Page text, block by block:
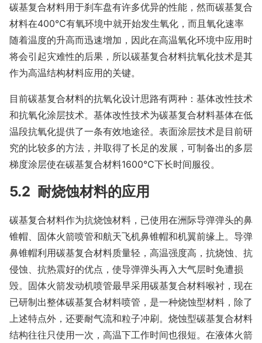
碳基复合材料用于刹车盘有许多优异的性能，然而碳基复合
材料在400℃有氧环境中就开始发生氧化，而且氧化速率
随着温度的升高而迅速增加，因此在高温氧化环境中应用时
将会引起灾难性的后果，所以碳基复合材料抗氧化技术是其
作为高温结构材料应用的关键。
目前碳基复合材料的抗氧化设计思路有两种：基体改性技术
和抗氧化涂层技术。基体改性技术为碳基复合材料基体在低
温段抗氧化提供了一条有效地途径。表面涂层技术是目前研
究的比较多的方法，并取得了长足的发展，可制备出的多层
梯度涂层使在碳基复合材料1600℃下长时间服役。
5.2 耐烧蚀材料的应用
碳基复合材料作为抗烧蚀材料，已使用在洲际导弹弹头的鼻
锥帽、固体火箭喷管和航天飞机鼻锥帽和机翼前缘上。导弹
鼻锥帽利用碳基复合材料质量轻，高温强度高，抗烧蚀、抗
侵蚀、抗热震好的优点，使导弹弹头再入大气层时免遭损
毁。固体火箭发动机喷管最早采用碳基复合材料喉衬，现在
已研制出整体碳基复合材料喷管，是一种烧蚀型材料，除了
上述特点外，还要耐气流和粒子冲刷。烧蚀型碳基复合材料
结构往往只使用一次，高温下工作时间也很短。在液体火箭